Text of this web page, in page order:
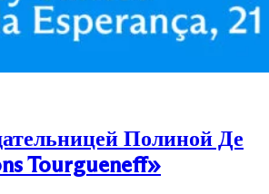
Полиной Де
Tourgueneff»